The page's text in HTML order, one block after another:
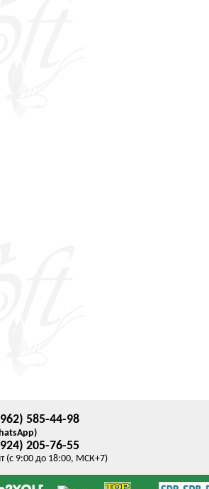
585-44-98
205-76-55
(с 9:00 до 18:00, МСК+7)